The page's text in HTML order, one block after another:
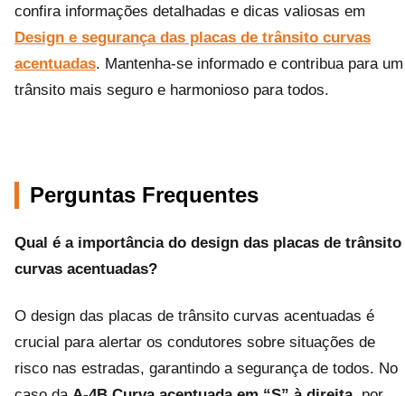
confira informações detalhadas e dicas valiosas em
Design e segurança das placas de trânsito curvas
acentuadas. Mantenha-se informado e contribua para um
trânsito mais seguro e harmonioso para todos.
Perguntas Frequentes
Qual é a importância do design das placas de trânsito
curvas acentuadas?
O design das placas de trânsito curvas acentuadas é
crucial para alertar os condutores sobre situações de
risco nas estradas, garantindo a segurança de todos. No